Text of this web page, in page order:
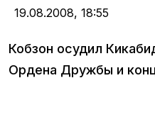
19.08.2008, 18:55
Кобзон осудил
Ордена Дружбы и